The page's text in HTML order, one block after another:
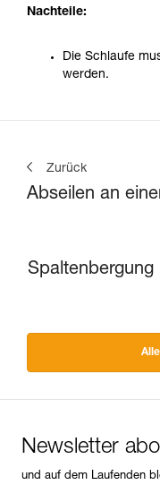
Nachteile:
Die Schlaufe
werden.
Zurück
Abseilen an
Spaltenbergung
Newsletter
und auf dem Laufenden